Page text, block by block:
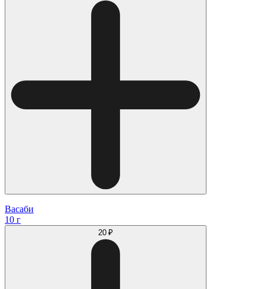
Васаби
10 г
20 ₽